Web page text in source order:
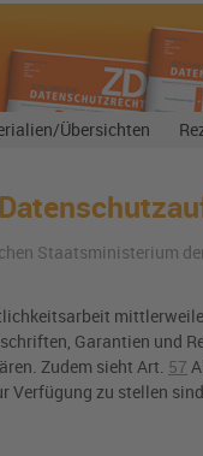
Übersichten
Staatsministerium
Garantien und
Zudem sieht Art. 57
Verfügung zu stellen